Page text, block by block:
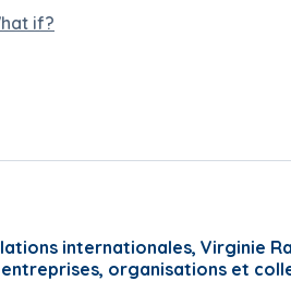
if?
internationales, Virginie
organisations et